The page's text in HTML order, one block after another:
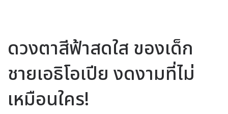
ดวงตาสีฟ้าสดใส ของเด็ก
ชายเอธิโอเปีย งดงามที่ไม่
เหมือนใคร!